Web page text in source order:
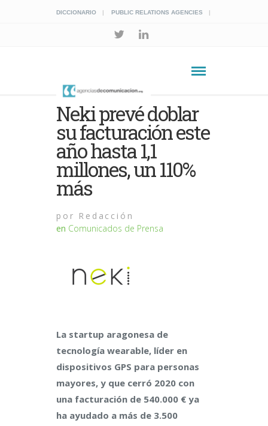
DICCIONARIO PUBLIC RELATIONS AGENCIES
Neki prevé doblar
su facturación este
año hasta 1,1
millones, un 110%
más
por Redacción
en Comunicados de Prensa
La startup aragonesa de
tecnología wearable, líder en
dispositivos GPS para personas
mayores, y que cerró 2020 con
una facturación de 540.000 € ya
ha ayudado a más de 3.500